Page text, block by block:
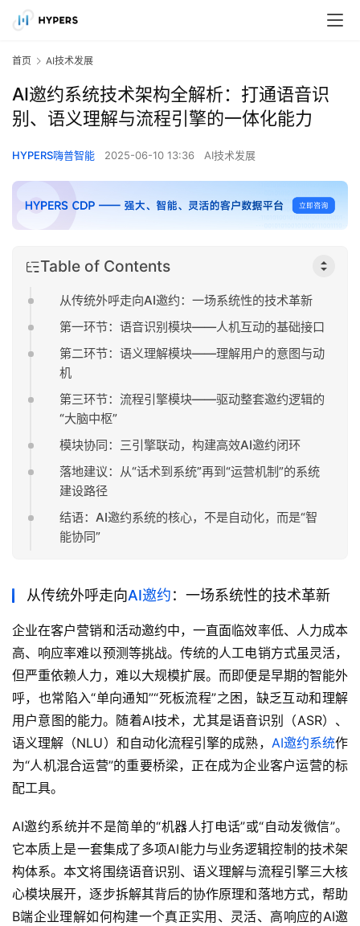
首页 AI技术发展
AI邀约系统技术架构全解析：打通语音识
别、语义理解与流程引擎的一体化能力
HYPERS嗨普智能 2025-06-10 13:36 AI技术发展
Table of Contents
从传统外呼走向AI邀约：一场系统性的技术革新
第一环节：语音识别模块——人机互动的基础接口
第二环节：语义理解模块——理解用户的意图与动
机
第三环节：流程引擎模块——驱动整套邀约逻辑的
“大脑中枢”
模块协同：三引擎联动，构建高效AI邀约闭环
落地建议：从“话术到系统”再到“运营机制”的系统
建设路径
结语：AI邀约系统的核心，不是自动化，而是“智
能协同”
从传统外呼走向AI邀约：一场系统性的技术革新
企业在客户营销和活动邀约中，一直面临效率低、人力成本
高、响应率难以预测等挑战。传统的人工电销方式虽灵活，
但严重依赖人力，难以大规模扩展。而即便是早期的智能外
呼，也常陷入“单向通知”“死板流程”之困，缺乏互动和理解
用户意图的能力。随着AI技术，尤其是语音识别（ASR）、
语义理解（NLU）和自动化流程引擎的成熟， AI邀约系统作
为“人机混合运营”的重要桥梁，正在成为企业客户运营的标
配工具。
AI邀约系统并不是简单的“机器人打电话”或“自动发微信”。
它本质上是一套集成了多项AI能力与业务逻辑控制的技术架
构体系。本文将围绕语音识别、语义理解与流程引擎三大核
心模块展开，逐步拆解其背后的协作原理和落地方式，帮助
B端企业理解如何构建一个真正实用、灵活、高响应的AI邀